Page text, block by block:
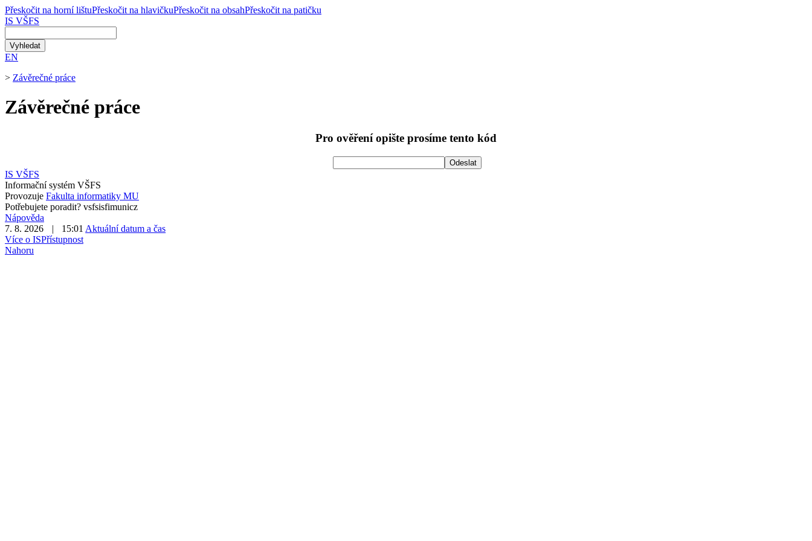
Přeskočit na horní lištuPřeskočit na hlavičkuPřeskočit na obsahPřeskočit na patičku
IS VŠFS
EN
> Závěrečné práce
Závěrečné práce
Pro ověření opište prosíme tento kód
Odeslat
IS VŠFS
Informační systém VŠFS
Provozuje Fakulta informatiky MU
Potřebujete poradit? vsfsis fimunicz
Nápověda
7. 8. 2026
| 15:01 Aktuální datum a čas
Více o ISPřístupnost
Nahoru